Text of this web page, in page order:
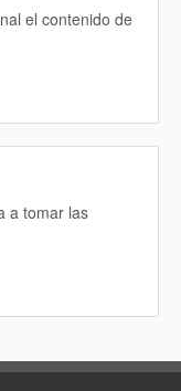
el contenido de
a tomar las